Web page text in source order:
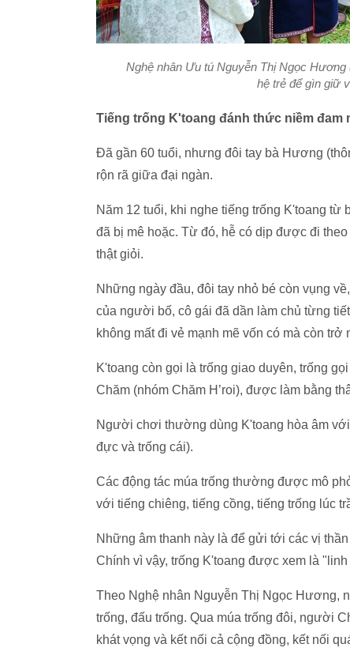
Nghệ nhân Ưu tú Nguyễn Thị Ngọc
hệ trẻ để gìn giữ
Tiếng trống K'toang đánh thức niềm đam
Đã gần 60 tuổi, nhưng đôi tay bà Hương
rộn rã giữa đại ngàn.
Năm 12 tuổi, khi nghe tiếng trống K'toang
đã bị mê hoặc. Từ đó, hễ có dịp được đi
thật giỏi.
Những ngày đầu, đôi tay nhỏ bé còn vụng
của người bố, cô gái đã dần làm chủ từng
không mất đi vẻ mạnh mẽ vốn có mà còn
K'toang còn gọi là trống giao duyên, trống
Chăm (nhóm Chăm H’roi), được làm bằng
Người chơi thường dùng K'toang hòa âm
đực và trống cái).
Các động tác múa trống thường được mô
với tiếng chiêng, tiếng cồng, tiếng trống lúc
Những âm thanh này là để gửi tới các vị
Chính vì vậy, trống K'toang được xem là
Theo Nghệ nhân Nguyễn Thị Ngọc Hương,
trống, đấu trống. Qua múa trống đôi, người
khát vọng và kết nối cả cộng đồng, kết nối